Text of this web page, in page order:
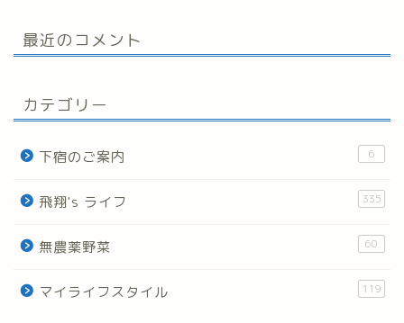
最近のコメント
カテゴリー
下宿のご案内 6
飛翔's ライフ 335
無農薬野菜 60
マイライフスタイル 119